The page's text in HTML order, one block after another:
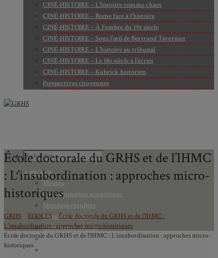
CINÉ-HISTOIRE – L’histoire comme chaos
CINÉ-HISTOIRE – Rome face à l’histoire
CINÉ-HISTOIRE – À l’ombre du 19e siècle
CINÉ-HISTOIRE – Sous l’œil de Bertrand Tavernier
CINÉ-HISTOIRE – L’histoire au tribunal
CINÉ-HISTOIRE – Le 18e siècle à l’écran
CINÉ-HISTOIRE – Kubrick historien
Perspectives citoyennes
À PROPOS
Mission
Programmation scientifique
Membres réguliers
Membres étudiants
Chercheurs associés
Diplômé.e.s
École doctorale du GRHS et de l’IHMC
: L’insubordination : approches micro-
historiques
GRHS ÉCOLES>École doctorale du GRHS et de l’IHMC :
L’insubordination : approches micro-historiques
École doctorale du GRHS et de l’IHMC : L’insubordination : approches micro-
historiques